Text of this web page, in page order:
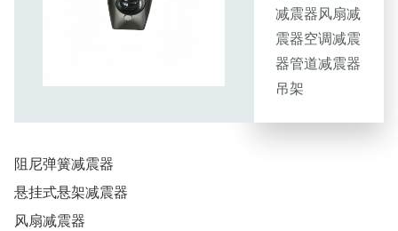
减震器风扇减
震器空调减震
器管道减震器
吊架
阻尼弹簧减震器
悬挂式悬架减震器
风扇减震器